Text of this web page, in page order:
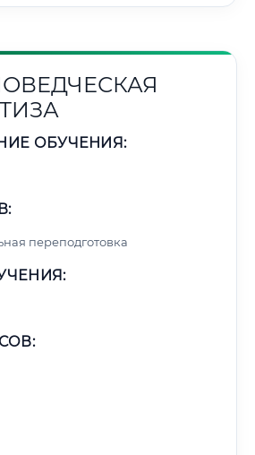
ОБУЧЕНИЯ:
переподготовка